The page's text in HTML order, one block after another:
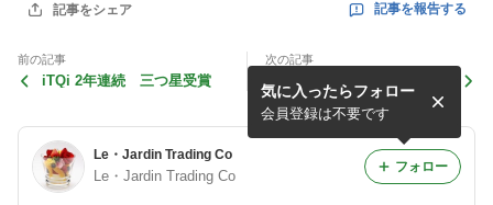
記事をシェア 記事を報告する
前の記事
iTQi 2年連続 三つ星受賞
次の記事
素敵なジャズライブ演奏の名
店 レフトアローンさんに
て、弊社の水果茶がメニュー
に加えて頂きました。
Le・Jardin Trading Co
Le・Jardin Trading Co
気に入ったらフォロー
会員登録は不要です
フォロー